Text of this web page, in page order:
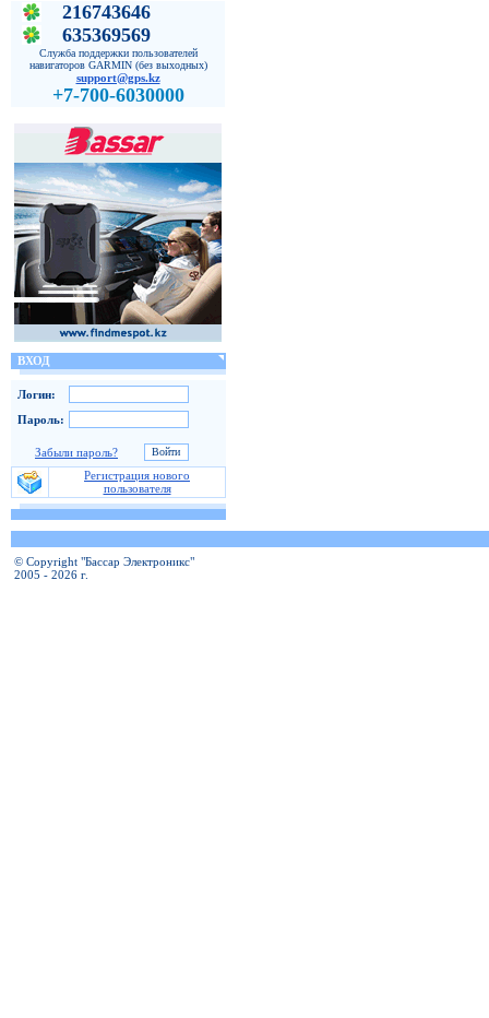
216743646
635369569
Служба поддержки пользователей
навигаторов GARMIN (без выходных)
support@gps.kz
+7-700-6030000
ВХОД
Логин:
Пароль:
Забыли пароль?
Регистрация нового
пользователя
© Copyright "Бассар Электроникс"
2005 - 2026 г.